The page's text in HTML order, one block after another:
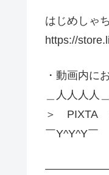
はじめしゃ
https://
・動画内に
＿人人人人＿
＞ PIXTA
￣Y^Y^Y￣